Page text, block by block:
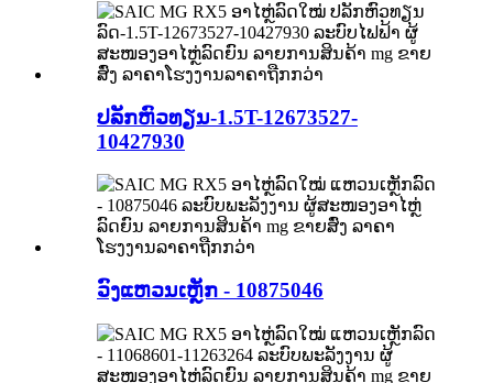
ປລັກຫົວທຽນ-1.5T-12673527-
10427930
ວົງແຫວນເຫຼັກ - 10875046